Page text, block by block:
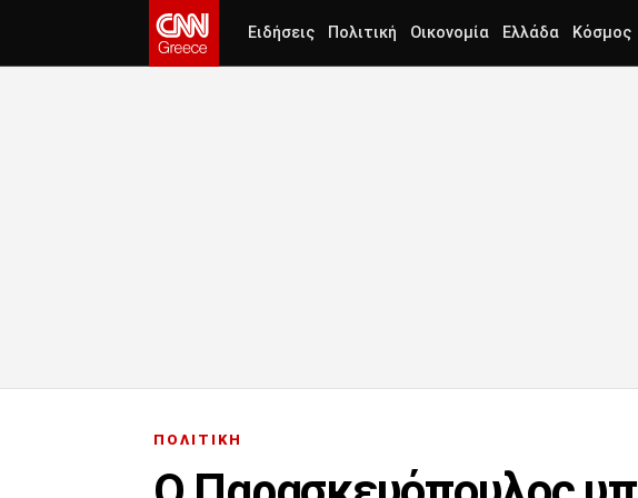
Ειδήσεις Πολιτική Οικονομία Ελλάδα Κόσμος
ΠΟΛΙΤΙΚΗ